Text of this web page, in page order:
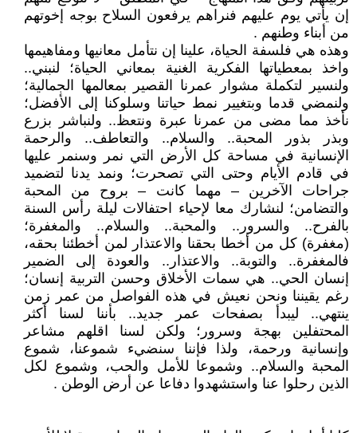
إن يأتي يوم عليهم فنراهم يرفعون السلاح بوجه إخوتهم
من أبناء وطنهم .
وهذه هي فلسفة الحياة، علينا إن نتأمل معانيها ومفاهيمها
واخذ بمعطياتها الفكرية الغنية بمعاني الحياة؛ لنبني..
ولنسير لتكملة مشوار عمرنا القصير بمعالمها الجمالية؛
ولنمضي قدما وبتغيير نمط حياتنا وسلوكنا إلى الأفضل؛
نأخذ مما مضى من عمرنا عبرة ونتعظ.. ولنباشر بزرع
وبذر بذور المحبة.. والسلام.. والتعاطف.. والرحمة
الإنسانية في مساحة كل الأرض التي نمر وسنمر عليها
في قادم الأيام وحتى التي تصحرت؛ ونمد يدنا لتضميد
جراحات الآخرين – مهما كانت – بروح من المحبة
والتضامن؛ لنشارك معا لإحياء احتفالات ليلة رأس السنة
بالفرح.. والسرور.. والمحبة.. والسلام.. والمغفرة؛
(مغفرة) كل من أخطا بحقنا والاعتذار لمن أخطئنا بحقه،
فالمغفرة.. والتوبة.. والاعتذار.. والعودة إلى الضمير
إنسان الحي.. هي سمات الأخلاق وحسن التربية إنسان؛
رغم يقيننا ونحن نعيش في هذه الفواصل من عمر زمن
ينتهي.. ليبدأ بصفحات عمر جديد.. بأننا لسنا أكثر
المحتفلين بهجة وسرور؛ ولكن لسنا اقلهم مشاعر
وإنسانية ورحمة، ولذا فإننا سنضيء شموعنا، شموع
المحبة والسلام.. وشموعا للأمل والحب، وشموع لكل
الذين رحلوا عنا واستشهدوا دفاعا عن أرض الوطن .